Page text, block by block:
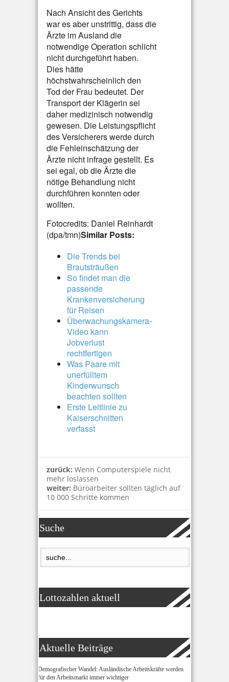
Nach Ansicht des Gerichts
war es aber unstrittig, dass die
Ärzte im Ausland die
notwendige Operation schlicht
nicht durchgeführt haben.
Dies hätte
höchstwahrscheinlich den
Tod der Frau bedeutet. Der
Transport der Klägerin sei
daher medizinisch notwendig
gewesen. Die Leistungspflicht
des Versicherers werde durch
die Fehleinschätzung der
Ärzte nicht infrage gestellt. Es
sei egal, ob die Ärzte die
nötige Behandlung nicht
durchführen konnten oder
wollten.
Fotocredits: Daniel Reinhardt
(dpa/tmn)Similar Posts:
Die Trends bei
Brautsträußen
So findet man die
passende
Krankenversicherung
für Reisen
Überwachungskamera-
Video kann
Jobverlust
rechtfertigen
Was Paare mit
unerfülltem
Kinderwunsch
beachten sollten
Erste Leitlinie zu
Kaiserschnitten
verfasst
zurück: Wenn Computerspiele nicht
mehr loslassen
weiter: Büroarbeiter sollten täglich auf
10 000 Schritte kommen
Suche
Lottozahlen aktuell
Aktuelle Beiträge
Demografischer Wandel: Ausländische Arbeitskräfte werden
für den Arbeitsmarkt immer wichtiger